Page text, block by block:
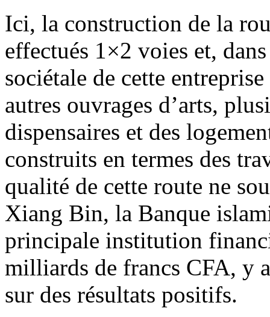
Ici, la construction de la
effectués 1×2 voies et,
sociétale de cette
autres ouvrages d’arts,
dispensaires et des
construits en termes des
qualité de cette route ne
Xiang Bin, la Banque
principale institution
milliards de francs CFA, y
sur des résultats positifs.